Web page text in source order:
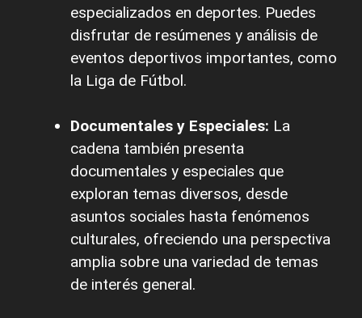
especializados en deportes. Puedes
disfrutar de resúmenes y análisis de
eventos deportivos importantes, como
la Liga de Fútbol.
Documentales y Especiales: La
cadena también presenta
documentales y especiales que
exploran temas diversos, desde
asuntos sociales hasta fenómenos
culturales, ofreciendo una perspectiva
amplia sobre una variedad de temas
de interés general.